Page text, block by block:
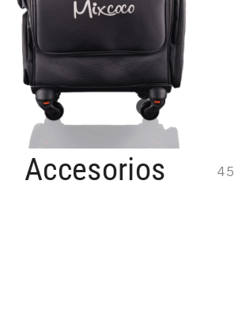
Accesorios 45